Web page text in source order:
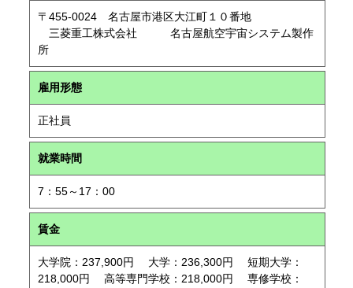
〒455-0024 名古屋市港区大江町１０番地
三菱重工株式会社 名古屋航空宇宙システム製作
所
雇用形態
正社員
就業時間
7：55～17：00
賃金
大学院：237,900円 大学：236,300円 短期大学：
218,000円 高等専門学校：218,000円 専修学校：